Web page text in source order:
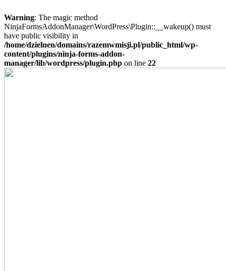
Warning: The magic method
NinjaFormsAddonManager\WordPress\Plugin::__wakeup() must
have public visibility in
/home/dzielnen/domains/razemwmisji.pl/public_html/wp-
content/plugins/ninja-forms-addon-
manager/lib/wordpress/plugin.php on line 22
Przejdź